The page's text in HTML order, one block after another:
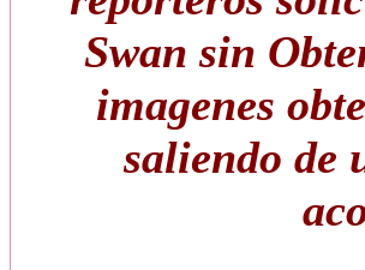
Swan sin
imagenes
saliendo de